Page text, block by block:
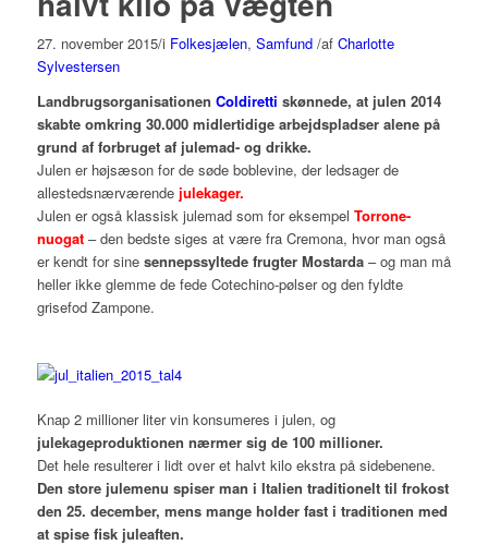
27. november 2015/i Folkesjælen, Samfund /af Charlotte
Sylvestersen
Landbrugsorganisationen Coldiretti skønnede, at julen 2014
skabte omkring 30.000 midlertidige arbejdspladser alene på
grund af forbruget af julemad- og drikke.
Julen er højsæson for de søde boblevine, der ledsager de
allestedsnærværende julekager.
Julen er også klassisk julemad som for eksempel Torrone-
nuogat– den bedste siges at være fra Cremona, hvor man også
er kendt for sine sennepssyltede frugter Mostarda– og man må
heller ikke glemme de fede Cotechino-pølser og den fyldte
grisefod Zampone.
Knap 2 millioner liter vin konsumeres i julen, og
julekageproduktionen nærmer sig de 100 millioner.
Det hele resulterer i lidt over et halvt kilo ekstra på sidebenene.
Den store julemenu spiser man i Italien traditionelt til frokost
den 25. december, mens mange holder fast i traditionen med
at spise fisk juleaften.